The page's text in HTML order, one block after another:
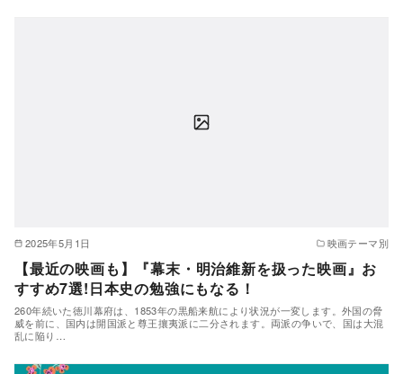
2025年5月1日 映画テーマ別
【最近の映画も】『幕末・明治維新を扱った映画』お
すすめ7選!日本史の勉強にもなる！
260年続いた徳川幕府は、1853年の黒船来航により状況が一変します。外国の脅
威を前に、国内は開国派と尊王攘夷派に二分されます。両派の争いで、国は大混
乱に陥り…